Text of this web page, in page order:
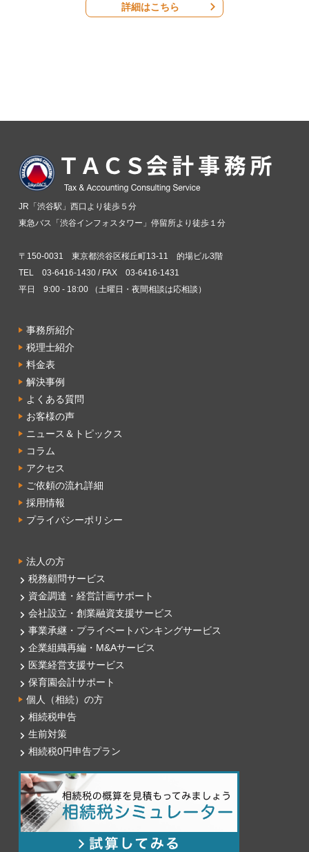
詳細はこちら
JR「渋谷駅」西口より徒歩５分
東急バス「渋谷インフォスタワー」停留所より徒歩１分
〒150-0031 東京都渋谷区桜丘町13-11 的場ビル3階
TEL 03-6416-1430 / FAX 03-6416-1431
平日 9:00 - 18:00 （土曜日・夜間相談は応相談）
事務所紹介
税理士紹介
料金表
解決事例
よくある質問
お客様の声
ニュース＆トピックス
コラム
アクセス
ご依頼の流れ詳細
採用情報
プライバシーポリシー
法人の方
税務顧問サービス
資金調達・経営計画サポート
会社設立・創業融資支援サービス
事業承継・プライベートバンキングサービス
企業組織再編・M&Aサービス
医業経営支援サービス
保育園会計サポート
個人（相続）の方
相続税申告
生前対策
相続税0円申告プラン